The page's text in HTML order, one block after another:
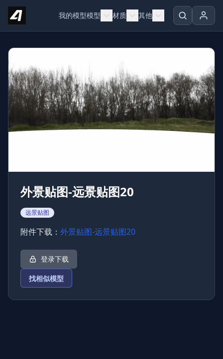
Skip to content
我的模型模型 材质 其他
外景贴图-远景贴图20
远景贴图
附件下载： 外景贴图-远景贴图20
登录下载
找相似模型